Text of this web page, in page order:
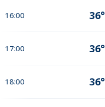
16:00 36°
17:00 36°
18:00 36°